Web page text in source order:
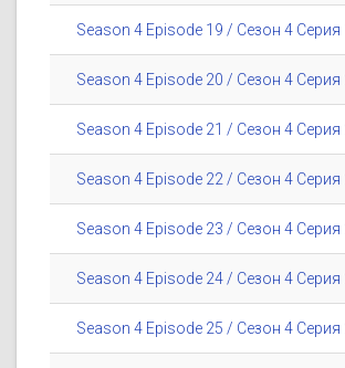
Season 4 Episode 19 / Сезон 4 Серия
Season 4 Episode 20 / Сезон 4 Серия
Season 4 Episode 21 / Сезон 4 Серия
Season 4 Episode 22 / Сезон 4 Серия
Season 4 Episode 23 / Сезон 4 Серия
Season 4 Episode 24 / Сезон 4 Серия
Season 4 Episode 25 / Сезон 4 Серия